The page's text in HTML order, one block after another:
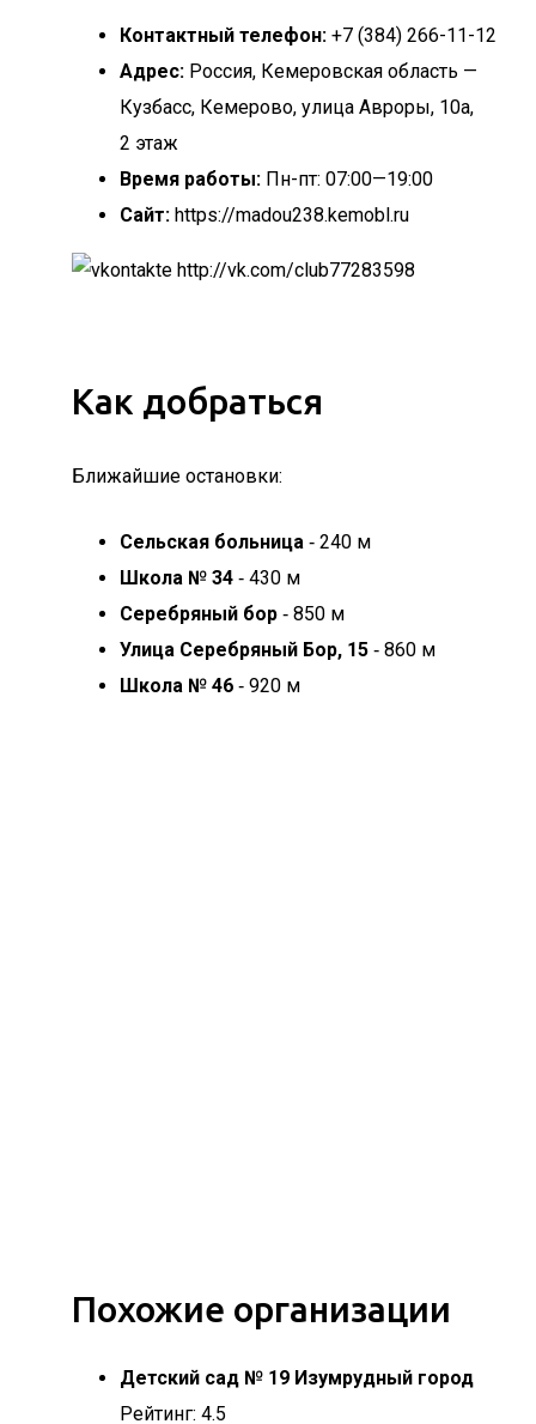
Контактный телефон: +7 (384) 266-11-12
Адрес: Россия, Кемеровская область —
Кузбасс, Кемерово, улица Авроры, 10а,
2 этаж
Время работы: Пн-пт: 07:00—19:00
Сайт: https://madou238.kemobl.ru
http://vk.com/club77283598
Как добраться
Ближайшие остановки:
Сельская больница ‐ 240 м
Школа № 34 ‐ 430 м
Серебряный бор ‐ 850 м
Улица Серебряный Бор, 15 ‐ 860 м
Школа № 46 ‐ 920 м
Похожие организации
Детский сад № 19 Изумрудный город
Рейтинг: 4.5